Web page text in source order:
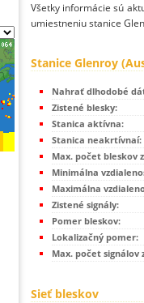
Všetky informácie sú
umiestneniu stanice
Stanice Glenroy
Nahrať dlhodobé
Zistené blesky:
Stanica aktívna:
Stanica neakrtívnaí:
Max. počet bleskov
Minimálna
Maximálna
Zistené signály:
Pomer bleskov:
Lokalizačný pomer:
Max. počet signálov
Sieť bleskov